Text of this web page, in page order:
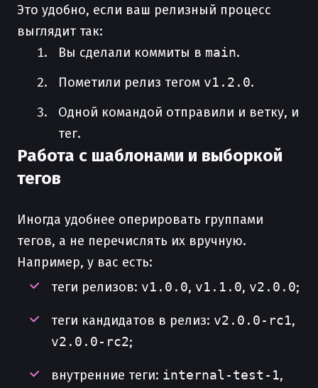
Это удобно, если ваш релизный процесс
выглядит так:
Вы сделали коммиты в main.
Пометили релиз тегом v1.2.0.
Одной командой отправили и ветку, и
тег.
Работа с шаблонами и выборкой
тегов
Иногда удобнее оперировать группами
тегов, а не перечислять их вручную.
Например, у вас есть:
теги релизов: v1.0.0, v1.1.0, v2.0.0;
теги кандидатов в релиз: v2.0.0-rc1,
v2.0.0-rc2;
внутренние теги: internal-test-1,